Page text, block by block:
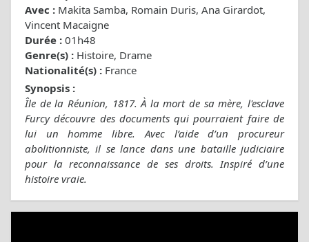
Avec : Makita Samba, Romain Duris, Ana Girardot,
Vincent Macaigne
Durée : 01h48
Genre(s) : Histoire, Drame
Nationalité(s) : France
Synopsis :
Île de la Réunion, 1817. À la mort de sa mère, l'esclave
Furcy découvre des documents qui pourraient faire de
lui un homme libre. Avec l’aide d’un procureur
abolitionniste, il se lance dans une bataille judiciaire
pour la reconnaissance de ses droits. Inspiré d’une
histoire vraie.